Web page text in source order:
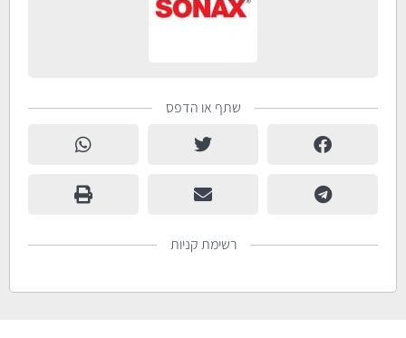
שתף או הדפס
רשימת קניות